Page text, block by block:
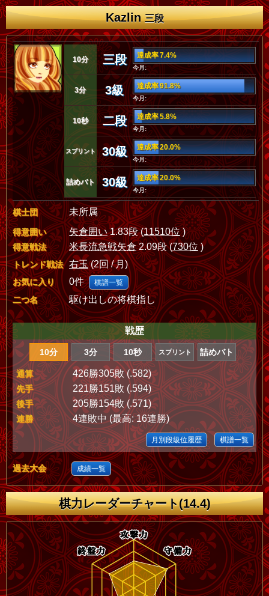
Kazlin三段
10分 三段 達成率 7.4%
今月:
3分 3級 達成率 91.8%
今月:
10秒 二段 達成率 5.8%
今月:
スプリント 30級 達成率 20.0%
今月:
詰めバト 30級 達成率 20.0%
今月:
棋士団 未所属
得意囲い 矢倉囲い1.83段 (11510位)
得意戦法 米長流急戦矢倉2.09段 (730位)
トレンド戦法 右玉(2回 / 月)
お気に入り 0件 棋譜一覧
二つ名 駆け出しの将棋指し
戦歴
10分 3分 10秒 スプリント 詰めバト
通算 426勝305敗 (.582)
先手 221勝151敗 (.594)
後手 205勝154敗 (.571)
連勝 4連敗中 (最高: 16連勝)
月別段級位履歴 棋譜一覧
過去大会 成績一覧
棋力レーダーチャート(14.4)